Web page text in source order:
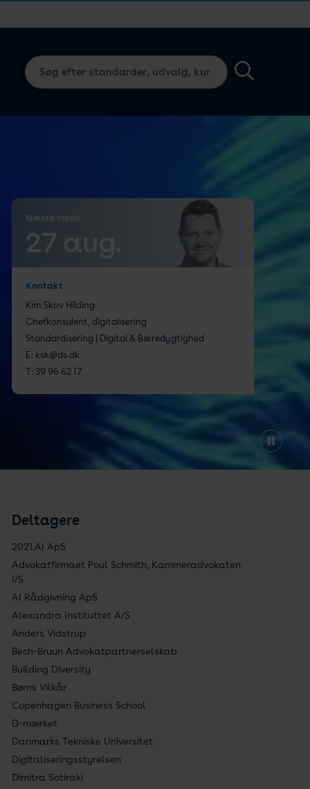
Næste møde
27 aug.
Kontakt
Kim Skov Hilding
Chefkonsulent, digitalisering
Standardisering | Digital & Bæredygtighed
E: ksk@ds.dk
T: 39 96 62 17
Deltagere
2021.AI ApS
Advokatfirmaet Poul Schmith, Kammeradvokaten
I/S
AI Rådgivning ApS
Alexandra Instituttet A/S
Anders Vidstrup
Bech-Bruun Advokatpartnerselskab
Building Diversity
Børns Vilkår
Copenhagen Business School
D-mærket
Danmarks Tekniske Universitet
Digitaliseringsstyrelsen
Dimitra Sotiraki